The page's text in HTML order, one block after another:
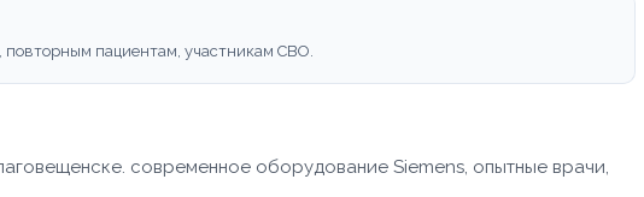
пациентам, участникам СВО.
современное оборудование Siemens, опытные врачи,